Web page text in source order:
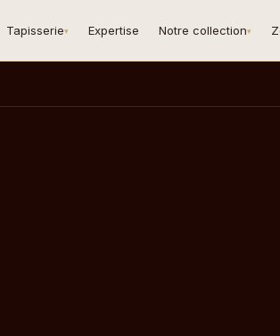
Tapisserie▾ Expertise Notre collection▾